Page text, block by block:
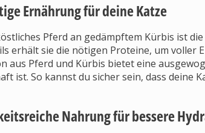
Ernährung für deine Katze
Pferd an gedämpftem Kürbis ist
erhält sie die nötigen Proteine, um voller
aus Pferd und Kürbis bietet eine
ist. So kannst du sicher sein, dass deine
Nahrung für bessere